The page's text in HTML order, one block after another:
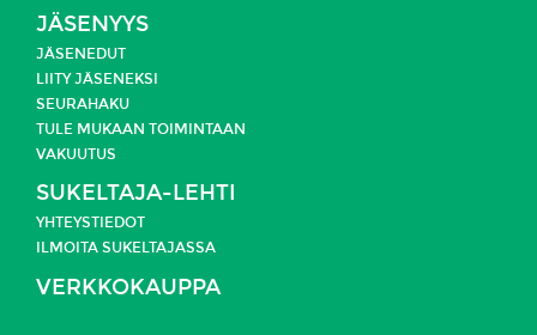
JÄSENYYS
JÄSENEDUT
LIITY JÄSENEKSI
SEURAHAKU
TULE MUKAAN TOIMINTAAN
VAKUUTUS
SUKELTAJA-LEHTI
YHTEYSTIEDOT
ILMOITA SUKELTAJASSA
VERKKOKAUPPA